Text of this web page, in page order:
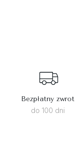
Bezpłatny zwrot
do 100 dni